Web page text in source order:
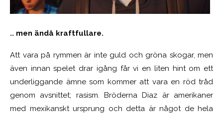
.. men ändå kraftfullare.
Att vara på rymmen är inte guld och gröna skogar, men
även innan spelet drar igång får vi en liten hint om ett
underliggande ämne som kommer att vara en röd tråd
genom avsnittet; rasism. Bröderna Diaz är amerikaner
med mexikanskt ursprung och detta är något de hela